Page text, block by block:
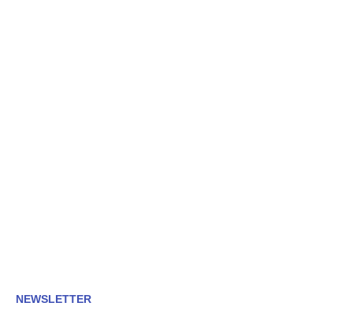
NEWSLETTER